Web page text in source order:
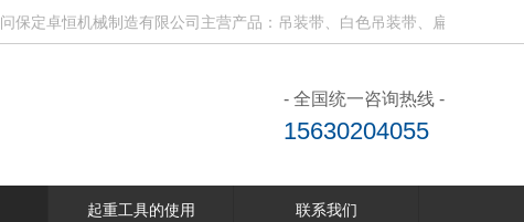
恒机械制造有限公司主营产品：吊装带、白色吊装带、扁平吊装带、电动
- 全国统一咨询热线 -
15630204055
起重工具的使用 联系我们